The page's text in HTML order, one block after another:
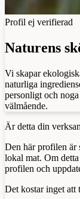
Profil ej verifierad
Naturens
Vi skapar
naturliga
personligt och
välmående.
Är detta din
Den här profilen är
lokal mat. Om
profilen och
Det kostar inget att